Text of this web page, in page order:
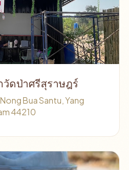
ดป่าศรีสุราษฎร์
Bua Santu, Yang
44210